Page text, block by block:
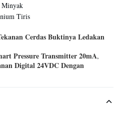
Minyak
Tiris
Cerdas Buktinya Ledakan
Pressure Transmitter 20mA,
Digital 24VDC Dengan